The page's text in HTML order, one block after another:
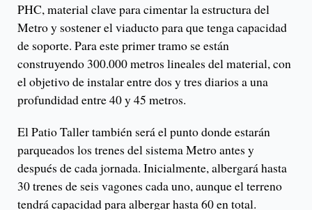
PHC, material clave para cimentar la estructura del
Metro y sostener el viaducto para que tenga capacidad
de soporte. Para este primer tramo se están
construyendo 300.000 metros lineales del material, con
el objetivo de instalar entre dos y tres diarios a una
profundidad entre 40 y 45 metros.
El Patio Taller también será el punto donde estarán
parqueados los trenes del sistema Metro antes y
después de cada jornada. Inicialmente, albergará hasta
30 trenes de seis vagones cada uno, aunque el terreno
tendrá capacidad para albergar hasta 60 en total.